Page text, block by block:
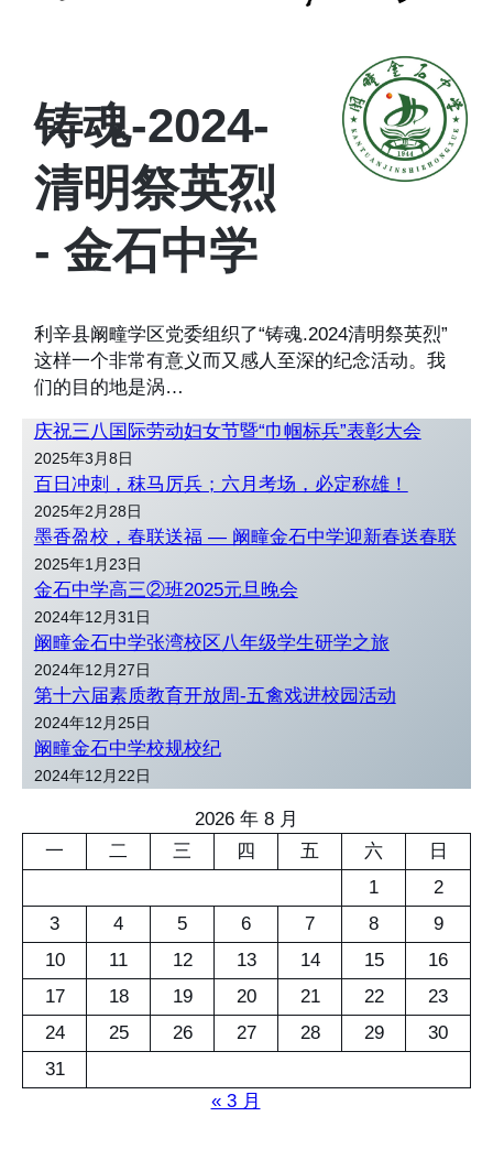
铸魂-2024-
清明祭英烈
- 金石中学
利辛县阚疃学区党委组织了“铸魂.2024清明祭英烈”
这样一个非常有意义而又感人至深的纪念活动。我
们的目的地是涡…
庆祝三八国际劳动妇女节暨“巾帼标兵”表彰大会
2025年3月8日
百日冲刺，秣马厉兵；六月考场，必定称雄！
2025年2月28日
墨香盈校，春联送福 — 阚疃金石中学迎新春送春联
2025年1月23日
金石中学高三②班2025元旦晚会
2024年12月31日
阚疃金石中学张湾校区八年级学生研学之旅
2024年12月27日
第十六届素质教育开放周-五禽戏进校园活动
2024年12月25日
阚疃金石中学校规校纪
2024年12月22日
2026 年 8 月
一
二 三 四 五 六
日
1
2
3
4 5 6 7 8
9
10
11 12 13 14 15
16
17
18 19 20 21 22
23
24
25 26 27 28 29
30
31
« 3 月